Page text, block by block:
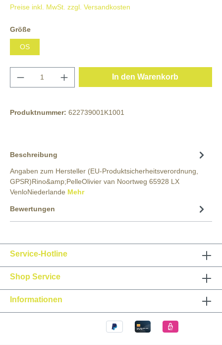
Preise inkl. MwSt. zzgl. Versandkosten
Größe
OS
In den Warenkorb
Produktnummer: 622739001K1001
Beschreibung
Angaben zum Hersteller (EU-Produktsicherheitsverordnung,
GPSR)Rino&amp;PelleOlivier van Noortweg 65928 LX
VenloNiederlande Mehr
Bewertungen
Service-Hotline
Shop Service
Informationen